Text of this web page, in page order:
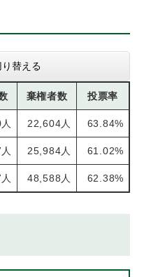
替える
棄権者数 投票率
22,604人 63.84%
25,984人 61.02%
48,588人 62.38%